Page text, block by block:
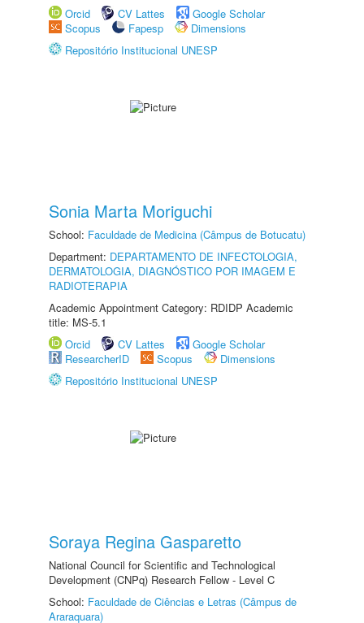
Orcid
CV Lattes
Google Scholar
Scopus
Fapesp
Dimensions
Repositório Institucional UNESP
Sonia Marta Moriguchi
School: Faculdade de Medicina (Câmpus de Botucatu)
Department: DEPARTAMENTO DE INFECTOLOGIA,
DERMATOLOGIA, DIAGNÓSTICO POR IMAGEM E
RADIOTERAPIA
Academic Appointment Category: RDIDP Academic
title: MS-5.1
Orcid
CV Lattes
Google Scholar
ResearcherID
Scopus
Dimensions
Repositório Institucional UNESP
Soraya Regina Gasparetto
National Council for Scientific and Technological
Development (CNPq) Research Fellow - Level C
School: Faculdade de Ciências e Letras (Câmpus de
Araraquara)